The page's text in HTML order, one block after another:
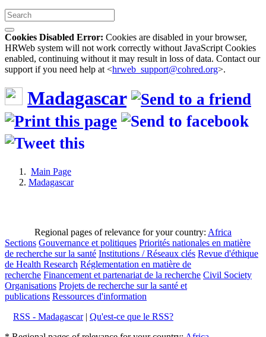
Cookies Disabled Error: Cookies are disabled in your browser,
HRWeb system will not work correctly without JavaScript Cookies
enabled, continuing without it may result in loss of data. Contact our
support if you need help at <hrweb_support@cohred.org>.
Madagascar
Main Page
Madagascar
Regional pages of relevance for your country: Africa
Sections Gouvernance et politiques Priorités nationales en matière
de recherche sur la santé Institutions / Réseaux clés Revue d'éthique
de Health Research Réglementation en matière de
recherche Financement et partenariat de la recherche Civil Society
Organisations Projets de recherche sur la santé et
publications Ressources d'information
RSS - Madagascar| Qu'est-ce que le RSS?